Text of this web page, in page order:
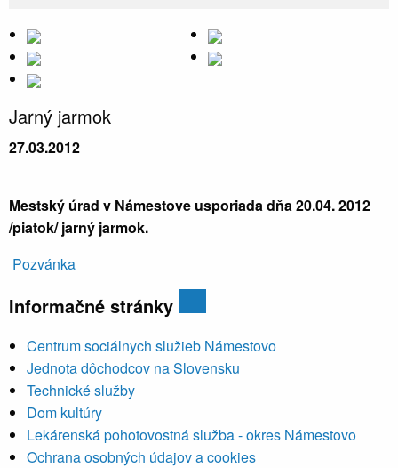
Jarný jarmok
27.03.2012
Mestský úrad v Námestove usporiada dňa 20.04. 2012
/piatok/ jarný jarmok.
Pozvánka
Informačné stránky
Centrum sociálnych služieb Námestovo
Jednota dôchodcov na Slovensku
Technické služby
Dom kultúry
Lekárenská pohotovostná služba - okres Námestovo
Ochrana osobných údajov a cookies